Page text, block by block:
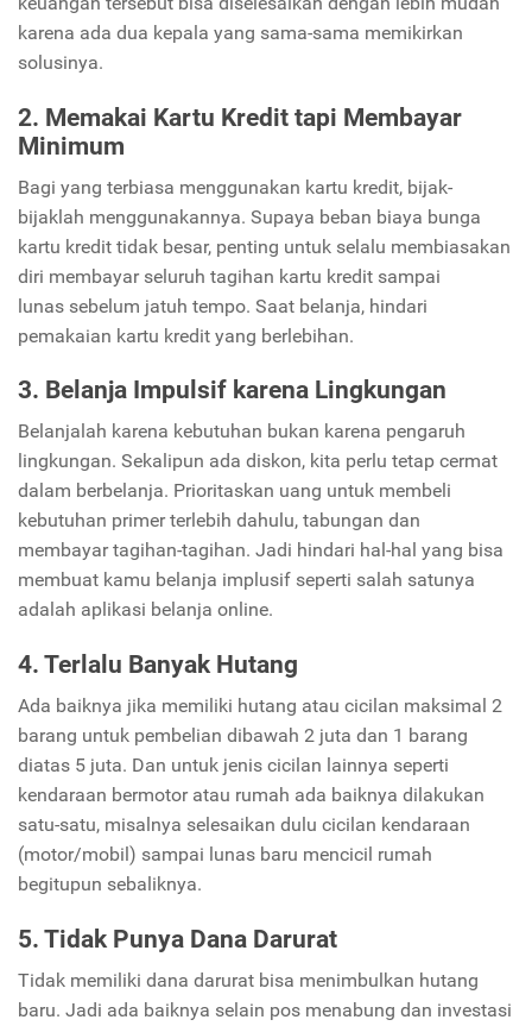
karena ada dua kepala yang sama-sama memikirkan
solusinya.
2. Memakai Kartu Kredit tapi Membayar
Minimum
Bagi yang terbiasa menggunakan kartu kredit, bijak-
bijaklah menggunakannya. Supaya beban biaya bunga
kartu kredit tidak besar, penting untuk selalu membiasakan
diri membayar seluruh tagihan kartu kredit sampai
lunas sebelum jatuh tempo. Saat belanja, hindari
pemakaian kartu kredit yang berlebihan.
3. Belanja Impulsif karena Lingkungan
Belanjalah karena kebutuhan bukan karena pengaruh
lingkungan. Sekalipun ada diskon, kita perlu tetap cermat
dalam berbelanja. Prioritaskan uang untuk membeli
kebutuhan primer terlebih dahulu, tabungan dan
membayar tagihan-tagihan. Jadi hindari hal-hal yang bisa
membuat kamu belanja implusif seperti salah satunya
adalah aplikasi belanja online.
4. Terlalu Banyak Hutang
Ada baiknya jika memiliki hutang atau cicilan maksimal 2
barang untuk pembelian dibawah 2 juta dan 1 barang
diatas 5 juta. Dan untuk jenis cicilan lainnya seperti
kendaraan bermotor atau rumah ada baiknya dilakukan
satu-satu, misalnya selesaikan dulu cicilan kendaraan
(motor/mobil) sampai lunas baru mencicil rumah
begitupun sebaliknya.
5. Tidak Punya Dana Darurat
Tidak memiliki dana darurat bisa menimbulkan hutang
baru. Jadi ada baiknya selain pos menabung dan investasi